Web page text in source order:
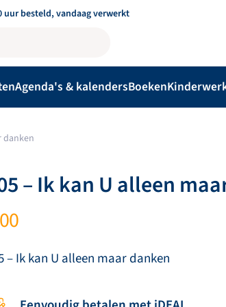
uur besteld, vandaag verwerkt
Agenda's & kalendersBoeken
danken
– Ik kan U alleen
– Ik kan U alleen maar danken